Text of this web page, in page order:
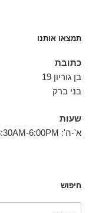
תמצאו אותנו
כתובת
בן גוריון 19
בני ברק
שעות
א'-ה': 8:30AM-6:00PM
חיפוש